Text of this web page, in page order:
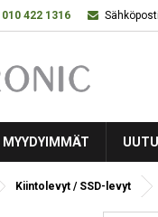
010 422 1316
MYYDYIMMÄT
Kiintolevyt / SSD-levyt